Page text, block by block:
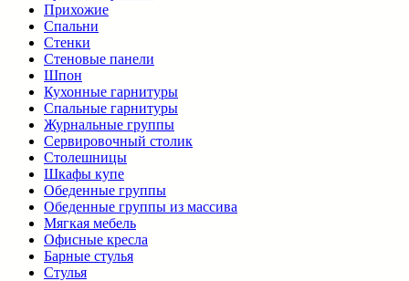
Прихожие
Спальни
Стенки
Стеновые панели
Шпон
Кухонные гарнитуры
Спальные гарнитуры
Журнальные группы
Сервировочный столик
Столешницы
Шкафы купе
Обеденные группы
Обеденные группы из массива
Мягкая мебель
Офисные кресла
Барные стулья
Стулья